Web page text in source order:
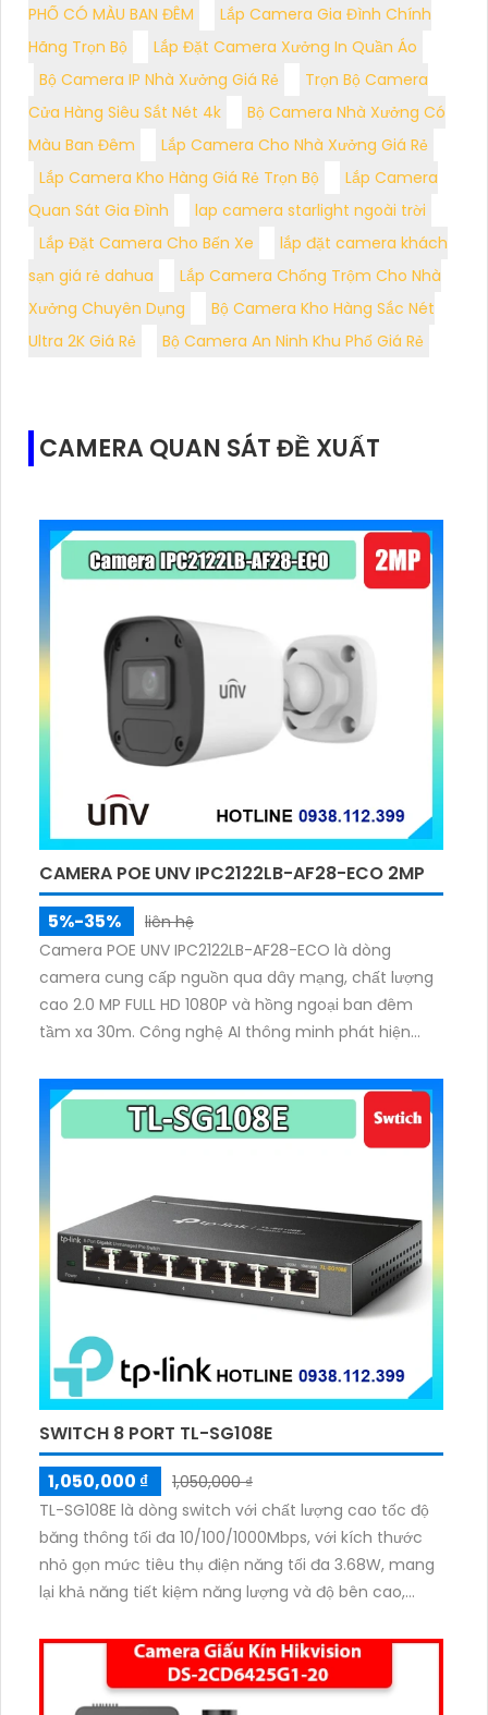
PHỐ CÓ MÀU BAN ĐÊM
Lắp Camera Gia Đình Chính
Hãng Trọn Bộ
Lắp Đặt Camera Xưởng In Quần Áo
Bộ Camera IP Nhà Xưởng Giá Rẻ
Trọn Bộ Camera
Cửa Hàng Siêu Sắt Nét 4k
Bộ Camera Nhà Xưởng Có
Màu Ban Đêm
Lắp Camera Cho Nhà Xưởng Giá Rẻ
Lắp Camera Kho Hàng Giá Rẻ Trọn Bộ
Lắp Camera
Quan Sát Gia Đình
lap camera starlight ngoài trời
Lắp Đặt Camera Cho Bến Xe
lắp đặt camera khách
sạn giá rẻ dahua
Lắp Camera Chống Trộm Cho Nhà
Xưởng Chuyên Dụng
Bộ Camera Kho Hàng Sắc Nét
Ultra 2K Giá Rẻ
Bộ Camera An Ninh Khu Phố Giá Rẻ
CAMERA QUAN SÁT ĐỀ XUẤT
CAMERA POE UNV IPC2122LB-AF28-ECO 2MP
5%-35%
liên hệ
Camera POE UNV IPC2122LB-AF28-ECO là dòng
camera cung cấp nguồn qua dây mạng, chất lượng
cao 2.0 MP FULL HD 1080P và hồng ngoại ban đêm
tầm xa 30m. Công nghệ AI thông minh phát hiện
trường nhiệt độ rộng: -30°C đến 60°C
SWITCH 8 PORT TL-SG108E
1,050,000 ₫
1,050,000 ₫
TL-SG108E là dòng switch với chất lượng cao tốc độ
băng thông tối đa 10/100/1000Mbps, với kích thước
nhỏ gọn mức tiêu thụ điện năng tối đa 3.68W, mang
lại khả năng tiết kiệm năng lượng và độ bên cao,